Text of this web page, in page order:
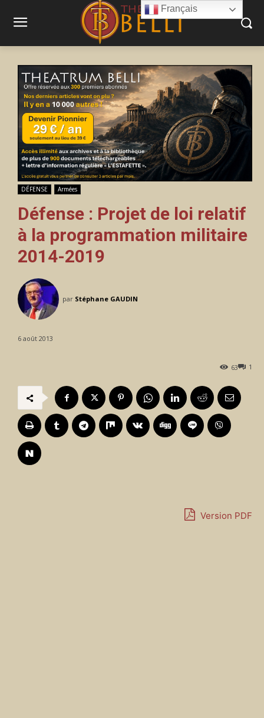
DÉFENSE Armées
Défense : Projet de loi relatif
à la programmation militaire
2014-2019
par Stéphane GAUDIN
6 août 2013
1
63
Version PDF
Français